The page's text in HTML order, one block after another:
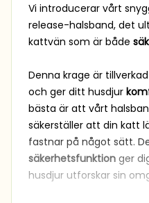
Vi introducerar vårt
release-halsband, det
kattvän som är både
Denna krage är
och ger ditt husdjur
bästa är att vårt
säkerställer att din katt
fastnar på något sätt.
säkerhetsfunktion ger
husdjur utforskar sin